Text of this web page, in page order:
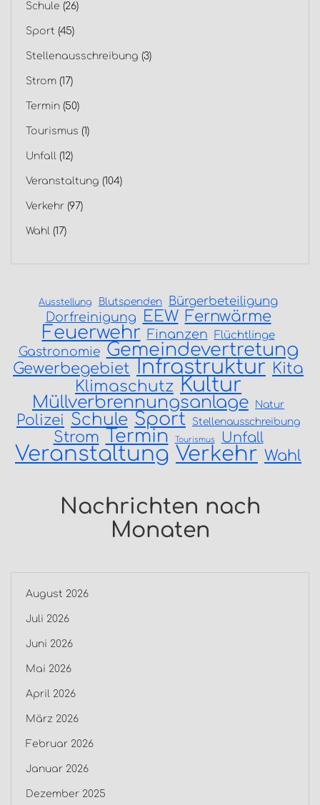
Schule (26)
Sport (45)
Stellenausschreibung (3)
Strom (17)
Termin (50)
Tourismus (1)
Unfall (12)
Veranstaltung (104)
Verkehr (97)
Wahl (17)
Ausstellung Blutspenden Bürgerbeteiligung
Dorfreinigung EEW Fernwärme
Feuerwehr Finanzen Flüchtlinge
Gastronomie Gemeindevertretung
Gewerbegebiet Infrastruktur Kita
Klimaschutz Kultur
Müllverbrennungsanlage Natur
Polizei Schule Sport Stellenausschreibung
Strom Termin Tourismus Unfall
Veranstaltung Verkehr Wahl
Nachrichten nach
Monaten
August 2026
Juli 2026
Juni 2026
Mai 2026
April 2026
März 2026
Februar 2026
Januar 2026
Dezember 2025